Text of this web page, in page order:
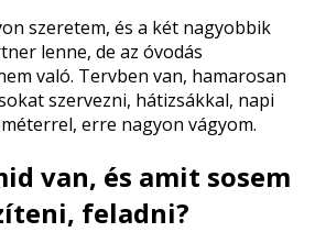
szeretem, és a két nagyobbik
lenne, de az óvodás
való. Tervben van, hamarosan
szervezni, hátizsákkal, napi
erre nagyon vágyom.
van, és amit sosem
feladni?